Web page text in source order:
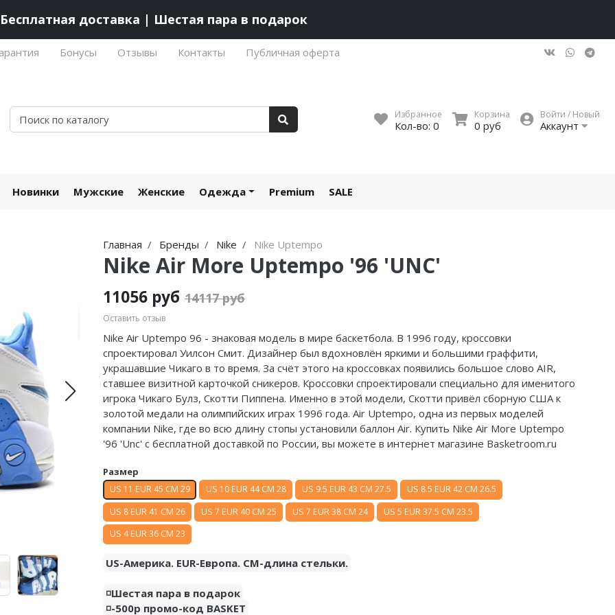
Бесплатная доставка | Шестая пара в подарок
Бонусы Отзывы Контакты Публичная оферта
Избранное
Кол-во: 0
Корзина
0 руб
Войти / Новый
Аккаунт
Новинки Мужские Женские Одежда Premium SALE
Главная Бренды Nike Nike Uptempo
Nike Air More Uptempo '96 'UNC'
11056 руб 14117 руб
Оставить отзыв
Nike Air Uptempo 96 - знаковая модель в мире баскетбола. В 1996 году, кроссовки
спроектировал Уилсон Смит. Дизайнер был вдохновлён яркими и большими граффити,
украшавшие Чикаго в то время. За счёт этого на кроссовках появились большое слово AIR,
ставшее визитной карточкой сникеров. Кроссовки спроектировали специально для именитого
игрока Чикаго Булз, Скотти Пиппена. Именно в этой модели, Скотти привёл сборную США к
золотой медали на олимпийских играх 1996 года. Air Uptempo, одна из первых моделей
компании Nike, где во всю длину стопы установили баллон Air. Купить Nike Air More Uptempo
'96 'Unc' с бесплатной доставкой по России, вы можете в интернет магазине Basketroom.ru
Размер
US 11 EUR 45 CM 29 US 10 EUR 44 CM 28 US 9.5 EUR 43 CM 27.5
US 8.5 EUR 42 CM 26.5
US 8 EUR 41 CM 26
US 7 EUR 40 CM 25 US 7 EUR 38 CM 24
US 5 EUR 37.5 CM 23.5
US 4 EUR 36 CM 23
US-Америка. EUR-Европа. CM-длина стельки.
◽️Шестая пара в подарок
◽️-500р промо-код BASKET